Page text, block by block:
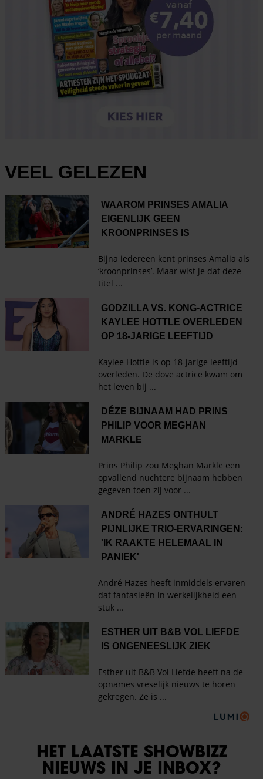
HET LAATSTE SHOWBIZZ
NIEUWS IN JE INBOX?